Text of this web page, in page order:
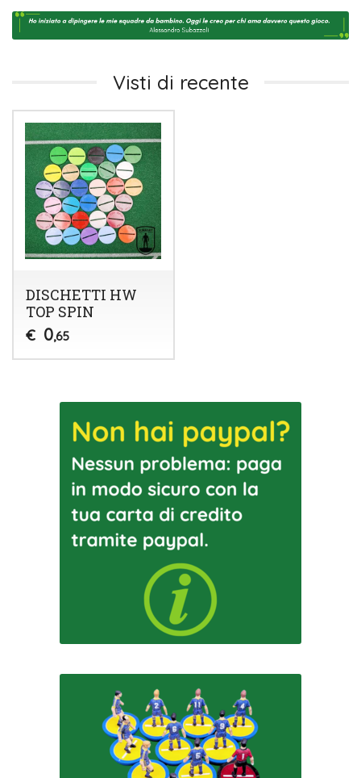
Visti di recente
DISCHETTI HW
TOP SPIN
€ 0,65